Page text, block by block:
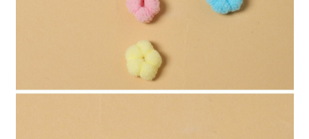
３．未成年的使用者請事先徵得法定代理人或監護人之同意方可使用
「AFTEE先享後付」，若未經同意申辦者引起之損失，本公司不負相關責
４．使用「AFTEE先享後付」時，將依據個別帳號之用戶狀況，依本公司即
時審查核予不同之上限額度；若仍有額度不足之情形，本公司將視審查結果
５．嚴禁一人註冊多個帳號或使用他人資訊註冊。若發現惡意使用之情形，
恩沛科技股份有限公司將有權停止該用戶之使用額度並採取法律行動。